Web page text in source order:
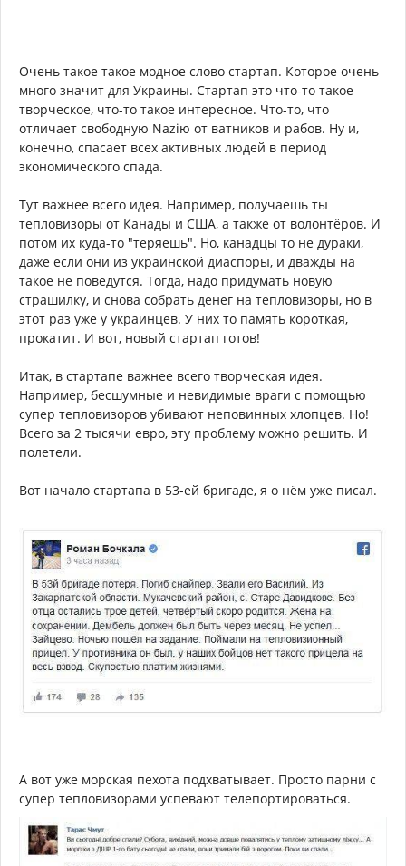
Очень такое такое модное слово стартап. Которое очень
много значит для Украины. Стартап это что-то такое
творческое, что-то такое интересное. Что-то, что
отличает свободную Naziю от ватников и рабов. Ну и,
конечно, спасает всех активных людей в период
экономического спада.
Тут важнее всего идея. Например, получаешь ты
тепловизоры от Канады и США, а также от волонтёров. И
потом их куда-то "теряешь". Но, канадцы то не дураки,
даже если они из украинской диаспоры, и дважды на
такое не поведутся. Тогда, надо придумать новую
страшилку, и снова собрать денег на тепловизоры, но в
этот раз уже у украинцев. У них то память короткая,
прокатит. И вот, новый стартап готов!
Итак, в стартапе важнее всего творческая идея.
Например, бесшумные и невидимые враги с помощью
супер тепловизоров убивают неповинных хлопцев. Но!
Всего за 2 тысячи евро, эту проблему можно решить. И
полетели.
Вот начало стартапа в 53-ей бригаде, я о нём уже писал.
А вот уже морская пехота подхватывает. Просто парни с
супер тепловизорами успевают телепортироваться.